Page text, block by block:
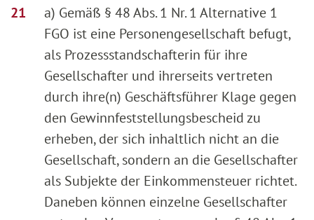
a) Gemäß § 48 Abs. 1 Nr. 1 Alternative 1
FGO ist eine Personengesellschaft befugt,
als Prozessstandschafterin für ihre
Gesellschafter und ihrerseits vertreten
durch ihre(n) Geschäftsführer Klage gegen
den Gewinnfeststellungsbescheid zu
erheben, der sich inhaltlich nicht an die
Gesellschaft, sondern an die Gesellschafter
als Subjekte der Einkommensteuer richtet.
Daneben können einzelne Gesellschafter